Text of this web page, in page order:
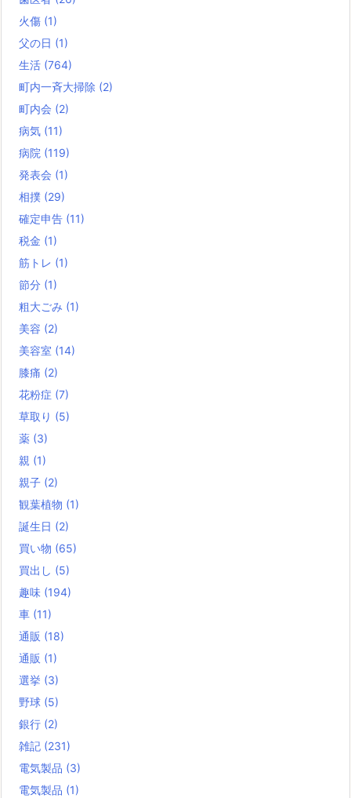
火傷 (1)
父の日 (1)
生活 (764)
町内一斉大掃除 (2)
町内会 (2)
病気 (11)
病院 (119)
発表会 (1)
相撲 (29)
確定申告 (11)
税金 (1)
筋トレ (1)
節分 (1)
粗大ごみ (1)
美容 (2)
美容室 (14)
膝痛 (2)
花粉症 (7)
草取り (5)
薬 (3)
親 (1)
親子 (2)
観葉植物 (1)
誕生日 (2)
買い物 (65)
買出し (5)
趣味 (194)
車 (11)
通販 (18)
通販 (1)
選挙 (3)
野球 (5)
銀行 (2)
雑記 (231)
電気製品 (3)
電気製品 (1)